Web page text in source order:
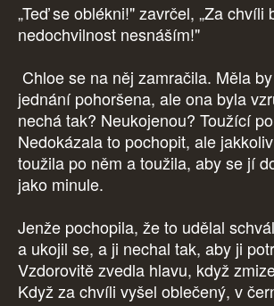
„Teď se oblékni!" zavrčel, „Za chvíli
nedochvilnost nesnáším!"
Chloe se na něj zamračila. Měla
jednání pohoršena, ale ona byla
nechá tak? Neukojenou? Toužící
Nedokázala to pochopit, ale
toužila po něm a toužila, aby se jí
jako minule.
Jenže pochopila, že to udělal
a ukojil se, a ji nechal tak, aby ji
Vzdorovitě zvedla hlavu, když
Když za chvíli vyšel oblečený, v